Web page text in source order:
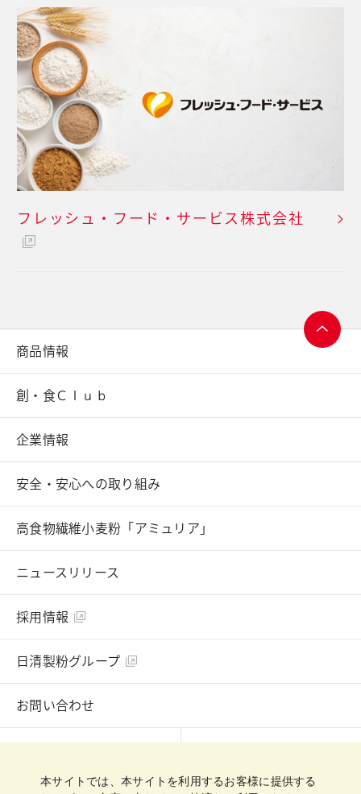
フレッシュ・フード・ サービス株式会社
トップ
商品情報
創・食Ｃｌｕｂ
企業情報
安全・安心への取り組み
高食物繊維小麦粉「アミュリア」
ニュースリリース
採用情報
日清製粉グループ
お問い合わせ
本サイトでは、本サイトを利用するお客様に提供する